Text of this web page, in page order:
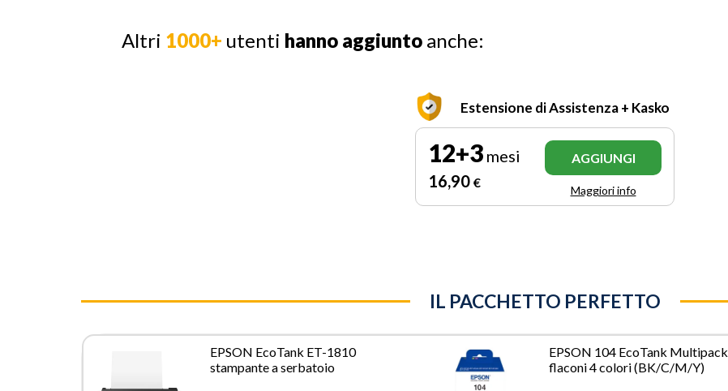
Altri 1000+ utenti hanno aggiunto anche:
Estensione di Assistenza + Kasko
12+3 mesi
16,90 €
AGGIUNGI
Maggiori info
IL PACCHETTO PERFETTO
EPSON EcoTank ET-1810
stampante a serbatoio
EPSON 104 EcoTank Multipack
flaconi 4 colori (BK/C/M/Y)